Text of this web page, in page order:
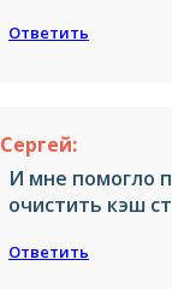
Ответить
Сергей:
И мне помогло
очистить кэш
Ответить